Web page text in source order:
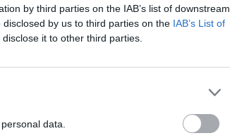
by third parties on the IAB’s list of downstream
by us to third parties on the IAB’s List of
it to other third parties.
data.